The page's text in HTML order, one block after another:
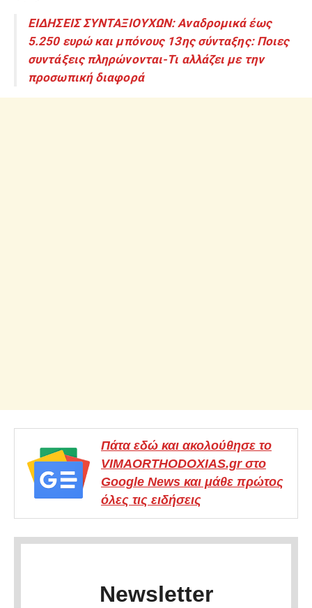
ΕΙΔΗΣΕΙΣ ΣΥΝΤΑΞΙΟΥΧΩΝ: Αναδρομικά έως
5.250 ευρώ και μπόνους 13ης σύνταξης: Ποιες
συντάξεις πληρώνονται-Τι αλλάζει με την
προσωπική διαφορά
Πάτα εδώ και ακολούθησε το
VIMAORTHODOXIAS.gr στο
Google News και μάθε πρώτος
όλες τις ειδήσεις
Newsletter